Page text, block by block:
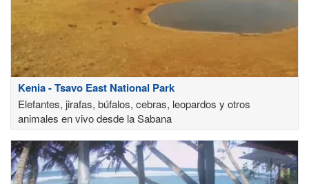
Kenia - Tsavo East National Park
Elefantes, jirafas, búfalos, cebras, leopardos y otros
animales en vivo desde la Sabana